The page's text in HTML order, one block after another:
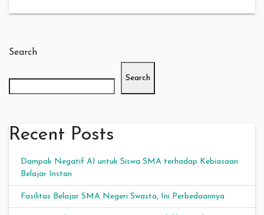
Search
Search
Recent Posts
Dampak Negatif AI untuk Siswa SMA terhadap Kebiasaan
Belajar Instan
Fasilitas Belajar SMA Negeri Swasta, Ini Perbedaannya